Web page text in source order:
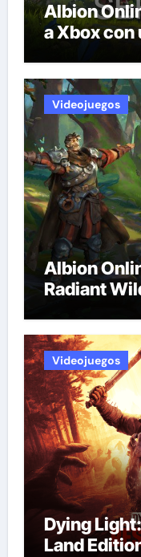
Albion
a Xbox
Videojuegos
Albion
Radiant
Videojuegos
Dying
Land